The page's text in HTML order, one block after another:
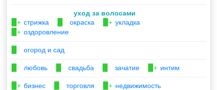
уход за волосами
▉+ стрижка окраска ▉+ укладка
▉+ оздоровление
огород и сад
любовь свадьба зачатие ▉+ интим
▉+ бизнес торговля ▉+ недвижимость